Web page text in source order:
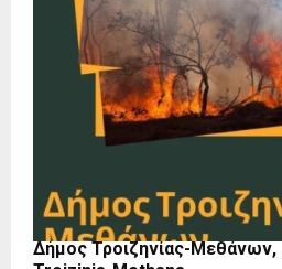
Δήμος Τροιζηνίας-